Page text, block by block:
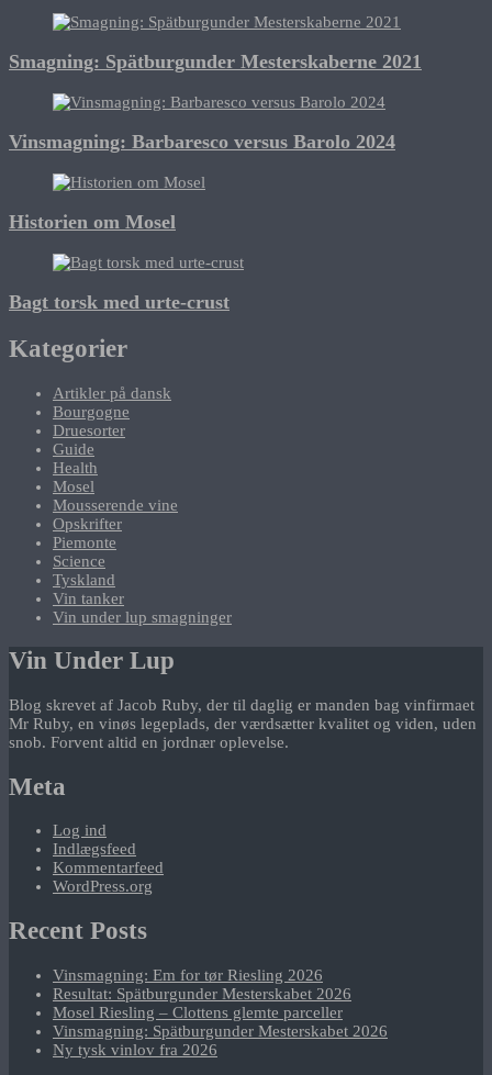
Smagning: Spätburgunder Mesterskaberne 2021
Vinsmagning: Barbaresco versus Barolo 2024
Historien om Mosel
Bagt torsk med urte-crust
Kategorier
Artikler på dansk
Bourgogne
Druesorter
Guide
Health
Mosel
Mousserende vine
Opskrifter
Piemonte
Science
Tyskland
Vin tanker
Vin under lup smagninger
Vin Under Lup
Blog skrevet af Jacob Ruby, der til daglig er manden bag vinfirmaet
Mr Ruby, en vinøs legeplads, der værdsætter kvalitet og viden, uden
snob. Forvent altid en jordnær oplevelse.
Meta
Log ind
Indlægsfeed
Kommentarfeed
WordPress.org
Recent Posts
Vinsmagning: Em for tør Riesling 2026
Resultat: Spätburgunder Mesterskabet 2026
Mosel Riesling – Clottens glemte parceller
Vinsmagning: Spätburgunder Mesterskabet 2026
Ny tysk vinlov fra 2026